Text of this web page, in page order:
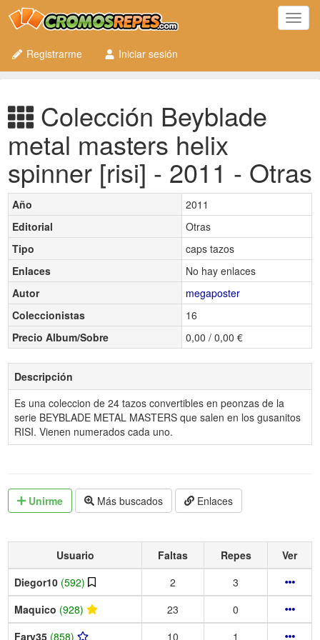
Registrarme
Iniciar sesión
Colección Beyblade
metal masters helix
spinner [risi] - 2011 - Otras
Año
2011
Editorial
Otras
Tipo
caps tazos
Enlaces
No hay enlaces
Autor
megaposter
Coleccionistas
16
Precio Album/Sobre
0,00 / 0,00 €
Descripción
Es una coleccion de 24 tazos convertibles en peonzas de la
serie BEYBLADE METAL MASTERS que salen en los gusanitos
RISI. Vienen numerados cada uno.
Unirme Más buscados Enlaces
Usuario Faltas Repes
Ver
Diegor10 (592) 2
3
Maquico (928) 23
0
Fary35 (858) 10 1